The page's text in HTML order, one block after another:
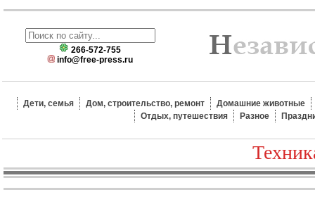
266-572-755
info@free-press.ru
Дети, семья Дом, строительство, ремонт
Домашние животные
Отдых, путешествия
Разное